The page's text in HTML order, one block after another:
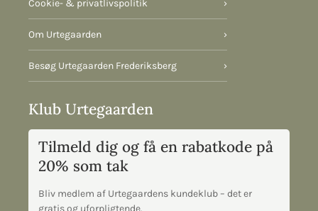
Cookie- & privatlivspolitik ›
Om Urtegaarden ›
Besøg Urtegaarden Frederiksberg ›
Klub Urtegaarden
Tilmeld dig og få en rabatkode på
20% som tak
Bliv medlem af Urtegaardens kundeklub – det er
gratis og uforpligtende.